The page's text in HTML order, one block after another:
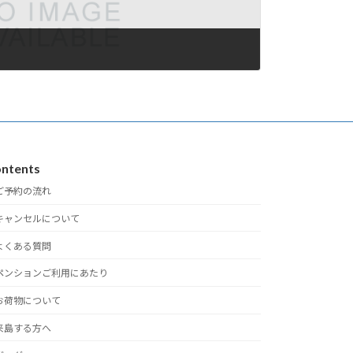
予約の流れ
ャンセルについて
くある質問
ンションご利用にあたり
荷物について
島する方へ